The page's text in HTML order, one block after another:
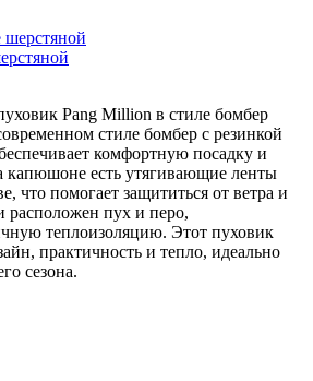
Pang Million в стиле бомбер
стиле бомбер с резинкой
комфортную посадку и
капюшоне есть утягивающие ленты
что помогает защититься от ветра и
расположен пух и перо,
теплоизоляцию. Этот пуховик
практичность и тепло, идеально
сезона.